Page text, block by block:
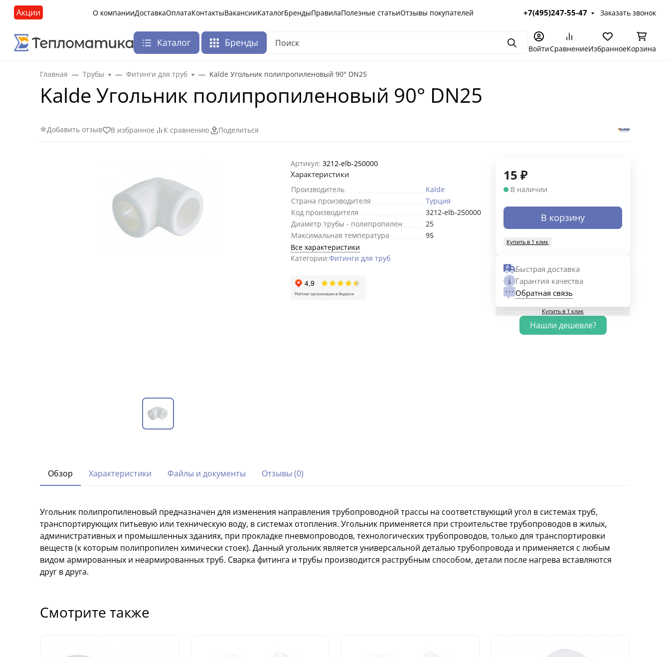
Акции О компанииДоставкаОплатаКонтактыВакансииКаталогБрендыПравилаПолезные статьиОтзывы покупателей +7(495)247-55-47 Заказать звонок
Каталог Бренды ПоискВойтиСравнениеИзбранноеКорзина
Главная Трубы Фитинги для труб Kalde Угольник полипропиленовый 90° DN25
Kalde Угольник полипропиленовый 90° DN25
Добавить отзыв В избранное К сравнению Поделиться
Артикул: 3212-elb-250000
Характеристики
Производитель
Kalde
Страна производителя
Турция
Код производителя
3212-elb-250000
Диаметр трубы - полипропилен
25
Максимальная температура
95
Все характеристики
Категории:Фитинги для труб
15 ₽
В наличии
В корзину
Купить в 1 клик
Быстрая доставка
Гарантия качества
Обратная связь
Купить в 1 клик
Обзор Характеристики Файлы и документы Отзывы (0)
Угольник полипропиленовый предназначен для изменения направления трубопроводной трассы на соответствующий угол в системах труб,
транспортирующих питьевую или техническую воду, в системах отопления. Угольник применяется при строительстве трубопроводов в жилых,
административных и промышленных зданиях, при прокладке пневмопроводов, технологических трубопроводов, только для транспортировки
веществ (к которым полипропилен химически стоек). Данный угольник является универсальной деталью трубопровода и применяется с любым
видом армированных и неармированных труб. Сварка фитинга и трубы производится раструбным способом, детали после нагрева вставляются
друг в друга.
Смотрите также